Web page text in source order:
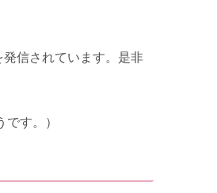
信されています。是非
す。）